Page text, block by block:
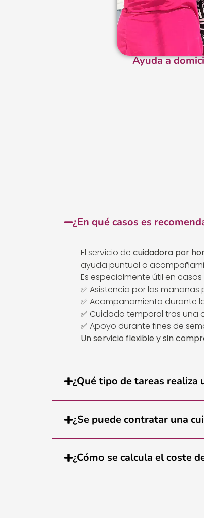
Ayuda a
¿En qué casos es
El servicio de cuidadora por
ayuda puntual o
Es especialmente útil en
✅ Asistencia por las
✅ Acompañamiento durante
✅ Cuidado temporal tras
✅ Apoyo durante fines de
Un servicio flexible y sin
¿Qué tipo de tareas realiza
¿Se puede contratar una
¿Cómo se calcula el coste